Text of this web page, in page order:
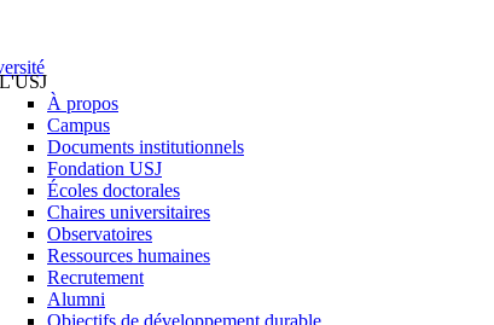
L'USJ
À propos
Campus
Documents institutionnels
Fondation USJ
Écoles doctorales
Chaires universitaires
Observatoires
Ressources humaines
Recrutement
Alumni
Objectifs de développement durable